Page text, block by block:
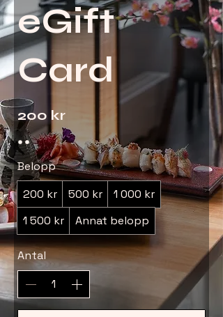
eGift
Card
200 kr
Belopp
200 kr
500 kr
1 000 kr
1 500 kr
Annat belopp
Antal